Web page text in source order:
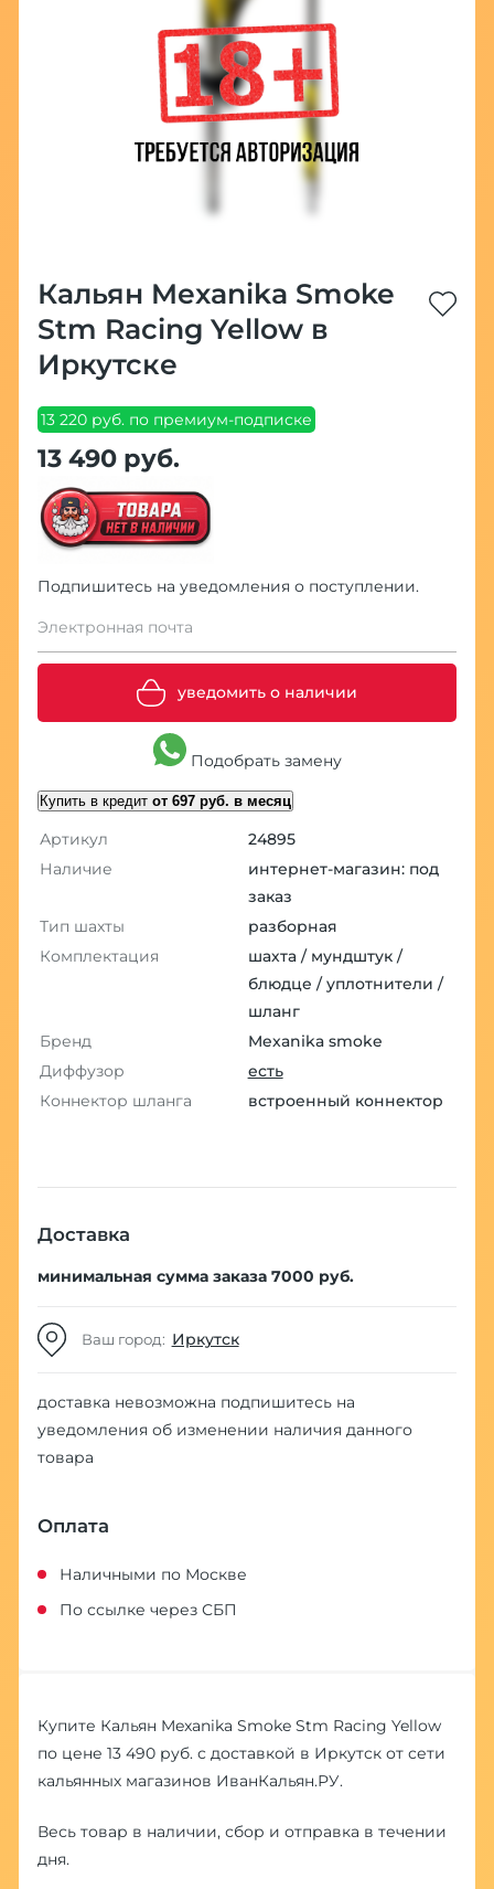
Кальян Mexanika Smoke
Stm Racing Yellow в
Иркутске
13 220 руб. по премиум-подписке
13 490 руб.
Подпишитесь на уведомления о поступлении.
Электронная почта
уведомить о наличии
Подобрать замену
Купить в кредит от 697 руб. в месяц
Артикул
24895
Наличие
интернет-магазин: под
заказ
Тип шахты
разборная
Комплектация
шахта / мундштук /
блюдце / уплотнители /
шланг
Бренд
Mexanika smoke
Диффузор
есть
Коннектор шланга
встроенный коннектор
Доставка
минимальная сумма заказа 7000 руб.
Ваш город: Иркутск
доставка невозможна подпишитесь на
уведомления об изменении наличия данного
товара
Оплата
Наличными по Москве
По ссылке через СБП
Купите Кальян Mexanika Smoke Stm Racing Yellow
по цене 13 490 руб. с доставкой в Иркутск от сети
кальянных магазинов ИванКальян.РУ.
Весь товар в наличии, сбор и отправка в течении
дня.